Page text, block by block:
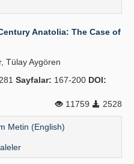
Anatolia: The Case of
Tülay Aygören
Sayfalar: 167-200 DOI:
11759
2528
Metin (English)